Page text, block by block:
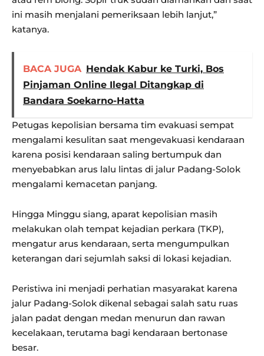
ini masih menjalani pemeriksaan lebih lanjut,”
katanya.
BACA JUGA Hendak Kabur ke Turki, Bos
Pinjaman Online Ilegal Ditangkap di
Bandara Soekarno-Hatta
Petugas kepolisian bersama tim evakuasi sempat
mengalami kesulitan saat mengevakuasi kendaraan
karena posisi kendaraan saling bertumpuk dan
menyebabkan arus lalu lintas di jalur Padang-Solok
mengalami kemacetan panjang.
Hingga Minggu siang, aparat kepolisian masih
melakukan olah tempat kejadian perkara (TKP),
mengatur arus kendaraan, serta mengumpulkan
keterangan dari sejumlah saksi di lokasi kejadian.
Peristiwa ini menjadi perhatian masyarakat karena
jalur Padang-Solok dikenal sebagai salah satu ruas
jalan padat dengan medan menurun dan rawan
kecelakaan, terutama bagi kendaraan bertonase
besar.